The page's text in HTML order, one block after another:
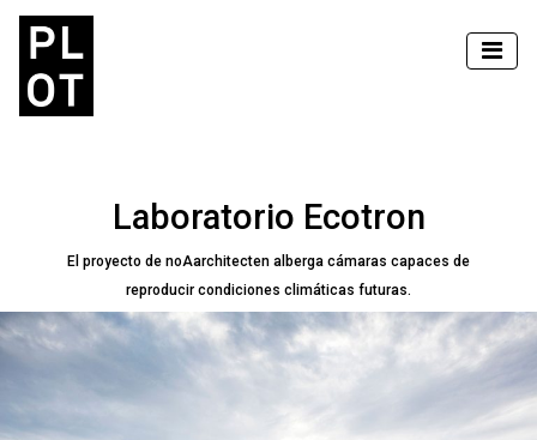
Laboratorio Ecotron
El proyecto de noAarchitecten alberga cámaras capaces de
reproducir condiciones climáticas futuras.